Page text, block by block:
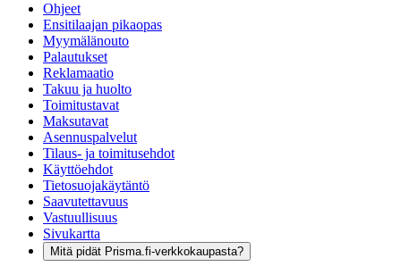
Ohjeet
Ensitilaajan pikaopas
Myymälänouto
Palautukset
Reklamaatio
Takuu ja huolto
Toimitustavat
Maksutavat
Asennuspalvelut
Tilaus- ja toimitusehdot
Käyttöehdot
Tietosuojakäytäntö
Saavutettavuus
Vastuullisuus
Sivukartta
Mitä pidät Prisma.fi-verkkokaupasta?